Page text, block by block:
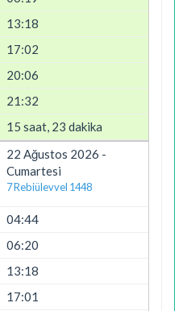
13:18
17:02
20:06
21:32
15 saat, 23 dakika
22 Ağustos 2026 -
Cumartesi
7 Rebiülevvel 1448
04:44
06:20
13:18
17:01